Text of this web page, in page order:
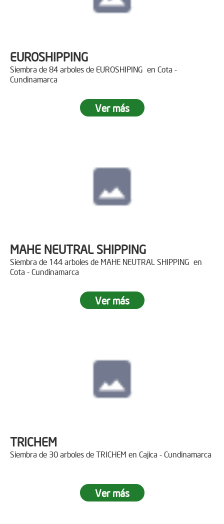
EUROSHIPPING
Siembra de 84 arboles de EUROSHIPING en Cota -
Cundinamarca
Ver más
MAHE NEUTRAL SHIPPING
Siembra de 144 arboles de MAHE NEUTRAL SHIPPING en
Cota - Cundinamarca
Ver más
TRICHEM
Siembra de 30 arboles de TRICHEM en Cajica - Cundinamarca
Ver más